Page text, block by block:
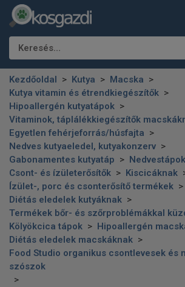
Keresés…
Kezdőoldal Kutya
Macska
Kutya vitamin és étrendkiegészítők
Hipoallergén kutyatápok
Vitaminok, táplálékkiegészítők
Egyetlen fehérjeforrás/húsfajta
Nedves kutyaeledel, kutyakonzerv
Gabonamentes kutyatáp
Csont- és ízületerősítők
Kiscicáknak
Ízület-, porc és csonterősítő termékek
Diétás eledelek kutyáknak
Termékek bőr- és szőrproblémákkal
Kölyökcica tápok
Hipoallergén
Diétás eledelek macskáknak
Food Studio organikus csontlevesek és
szószok